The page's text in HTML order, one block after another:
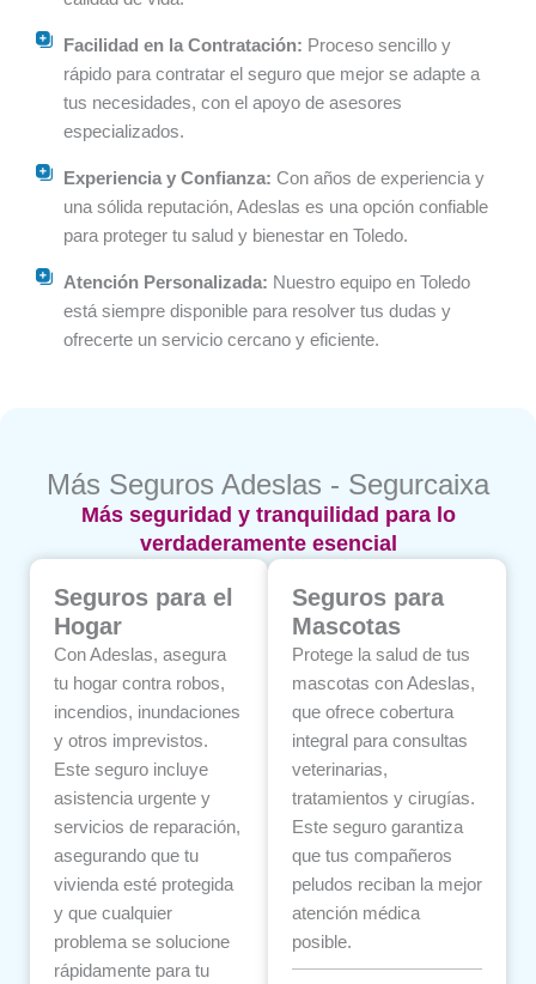
Facilidad en la Contratación: Proceso sencillo y
rápido para contratar el seguro que mejor se adapte a
tus necesidades, con el apoyo de asesores
especializados.
Experiencia y Confianza: Con años de experiencia y
una sólida reputación, Adeslas es una opción confiable
para proteger tu salud y bienestar en Toledo.
Atención Personalizada: Nuestro equipo en Toledo
está siempre disponible para resolver tus dudas y
ofrecerte un servicio cercano y eficiente.
Más Seguros Adeslas - Segurcaixa
Más seguridad y tranquilidad para lo
verdaderamente esencial
Seguros para el
Hogar
Con Adeslas, asegura
tu hogar contra robos,
incendios, inundaciones
y otros imprevistos.
Este seguro incluye
asistencia urgente y
servicios de reparación,
asegurando que tu
vivienda esté protegida
y que cualquier
problema se solucione
rápidamente para tu
Seguros para
Mascotas
Protege la salud de tus
mascotas con Adeslas,
que ofrece cobertura
integral para consultas
veterinarias,
tratamientos y cirugías.
Este seguro garantiza
que tus compañeros
peludos reciban la mejor
atención médica
posible.